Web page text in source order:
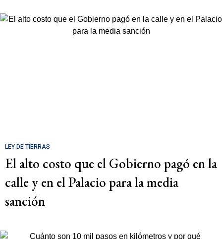
LEY DE TIERRAS
El alto costo que el Gobierno pagó en la
calle y en el Palacio para la media
sanción